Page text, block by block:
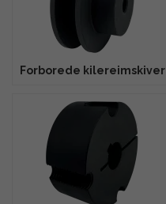
Forborede kilereimskiver